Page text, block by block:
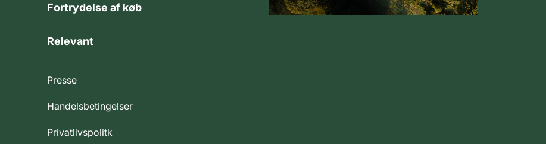
Fortrydelse af køb
Relevant
Presse
Handelsbetingelser
Privatlivspolitk